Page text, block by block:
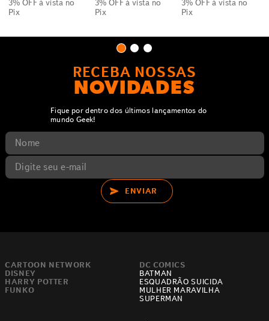
3% OFF à vista no
Pix
3% OFF à vista no
Pix
3% OFF à vista no
Pix
RECEBA NOSSAS
NOVIDADES
Fique por dentro dos últimos lançamentos do
mundo Geek!
ENVIAR
CARTOON NETWORK
DISNEY
HARRY POTTER
FUNKO
DC COMICS
BATMAN
ESQUADRÃO SUICIDA
MULHER MARAVILHA
SUPERMAN